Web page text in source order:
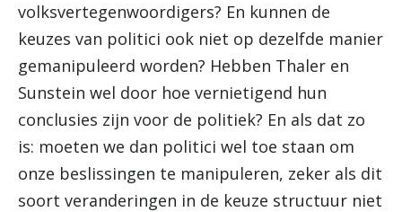
volksvertegenwoordigers? En kunnen de
keuzes van politici ook niet op dezelfde manier
gemanipuleerd worden? Hebben Thaler en
Sunstein wel door hoe vernietigend hun
conclusies zijn voor de politiek? En als dat zo
is: moeten we dan politici wel toe staan om
onze beslissingen te manipuleren, zeker als dit
soort veranderingen in de keuze structuur niet